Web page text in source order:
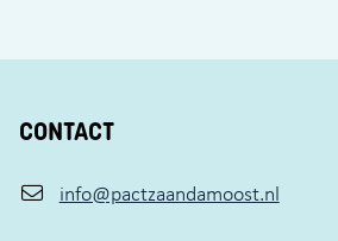
CONTACT
info@pactzaandamoost.nl